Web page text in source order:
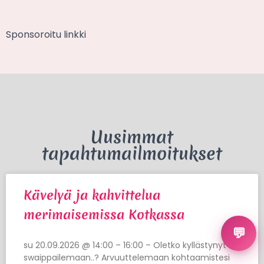
Sponsoroitu linkki
Uusimmat
tapahtumailmoitukset
Kävelyä ja kahvittelua
merimaisemissa Kotkassa
su 20.09.2026 @ 14:00 – 16:00 – Oletko kyllästynyt
swaippailemaan..? Arvuuttelemaan kohtaamistesi
💬